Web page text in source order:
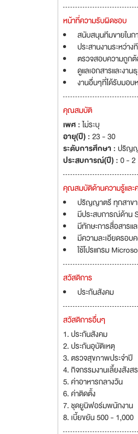
หน้าที่ความรับผิดชอบ
สนับสนุนทีมขายในก
ประสานงานระหว่า
ตรวจสอบความถูกต้
ดูแลเอกสารและงา
งานอื่นๆที่ได้รับมอบ
คุณสมบัติ
เพศ :ไม่ระบุ
อายุ(ปี) :23 - 30
ระดับการศึกษา :ปริญ
ประสบการณ์(ปี) :0 - 2
คุณสมบัติด้านความรู้และ
ปริญญาตรี ทุกสาขา
มีประสบการณ์ด้าน
มีทักษะการสื่อสารแ
มีความละเอียดรอบ
ใช้โปรแกรม
สวัสดิการ
ประกันสังคม
สวัสดิการอื่นๆ
1. ประกันสังคม
2. ประกันอุบัติเหตุ
3. ตรวจสุขภาพประจำปี
4. กิจกรรมงานเลี้ยงสังส
5. ค่าอาหารกลางวัน
6. ค่าติดตั้ง
7. ชุดยูนิฟอร์มพนักงาน
8. เบี้ยขยัน 500 - 1,000